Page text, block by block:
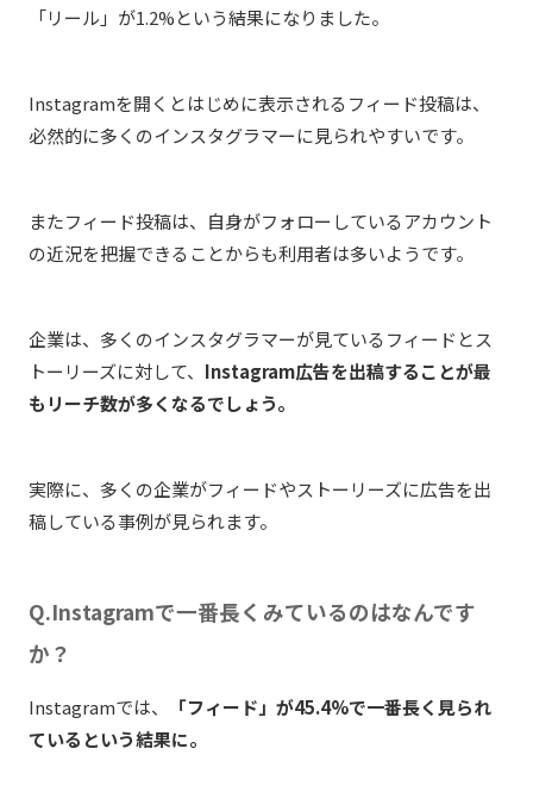
「リール」が1.2%という結果になりました。
Instagramを開くとはじめに表示されるフィード投稿は、
必然的に多くのインスタグラマーに見られやすいです。
またフィード投稿は、自身がフォローしているアカウント
の近況を把握できることからも利用者は多いようです。
企業は、多くのインスタグラマーが見ているフィードとス
トーリーズに対して、 Instagram広告を出稿することが最
もリーチ数が多くなるでしょう。
実際に、多くの企業がフィードやストーリーズに広告を出
稿している事例が見られます。
Q.Instagramで一番長くみているのはなんです
か？
Instagramでは、
「フィード」が45.4%で一番長く見られ
ているという結果に。